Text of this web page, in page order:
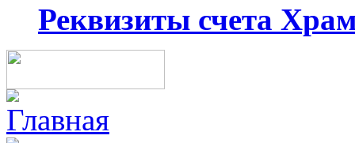
Реквизиты счета